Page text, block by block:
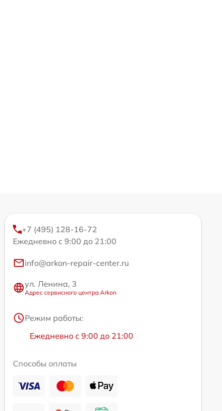
+7 (495) 128-16-72
Ежедневно с 9:00 до 21:00
info@arkon-repair-center.ru
ул. Ленина, 3
Адрес сервисного центра Arkon
Режим работы:
Ежедневно с 9:00 до 21:00
Способы оплаты